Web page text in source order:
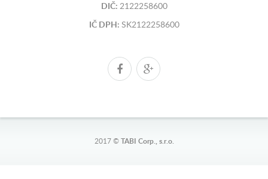
DIČ: 2122258600
IČ DPH: SK2122258600
2017 © TABI Corp., s.r.o.